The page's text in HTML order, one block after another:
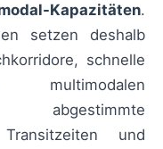
Kapazitäten.
setzen deshalb
schnelle
multimodalen
und